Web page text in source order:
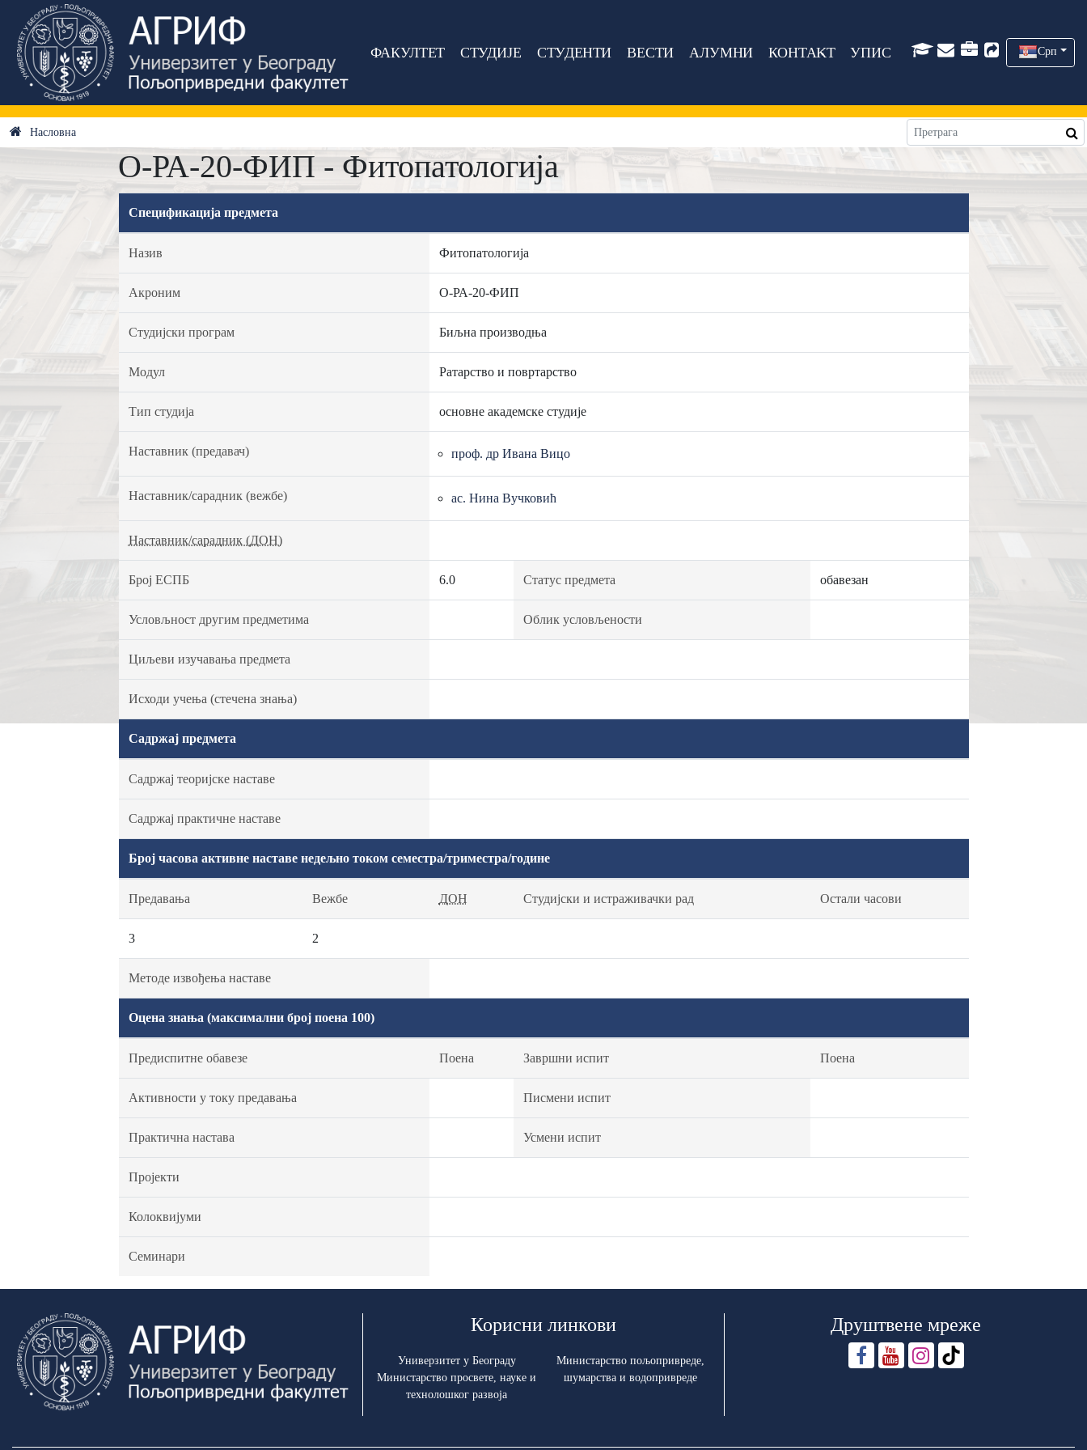
ФАКУЛТЕТ СТУДИЈЕ СТУДЕНТИ ВЕСТИ АЛУМНИ КОНТАКТ УПИС Срп
Насловна
О-РА-20-ФИП - Фитопатологија
Спецификација предмета
Назив Фитопатологија
Акроним О-РА-20-ФИП
Студијски програм Биљна производња
Модул Ратарство и повртарство
Тип студија основне академске студије
Наставник (предавач) проф. др Ивана Вицо
Наставник/сарадник (вежбе) ас. Нина Вучковић
Наставник/сарадник (ДОН)
Број ЕСПБ 6.0 Статус предмета обавезан
Условљност другим предметима Облик условљености
Циљеви изучавања предмета
Исходи учења (стечена знања)
Садржај предмета
Садржај теоријске наставе
Садржај практичне наставе
Број часова активне наставе недељно током семестра/триместра/године
Предавања Вежбе ДОН Студијски и истраживачки рад Остали часови
3 2
Методе извођења наставе
Оцена знања (максимални број поена 100)
Предиспитне обавезе Поена Завршни испит Поена
Активности у току предавања Писмени испит
Практична настава Усмени испит
Пројекти
Колоквијуми
Семинари
Корисни линкови
Универзитет у Београду
Министарство просвете, науке и
технолошког развоја
Министарство пољопривреде,
шумарства и водопривреде
Друштвене мреже